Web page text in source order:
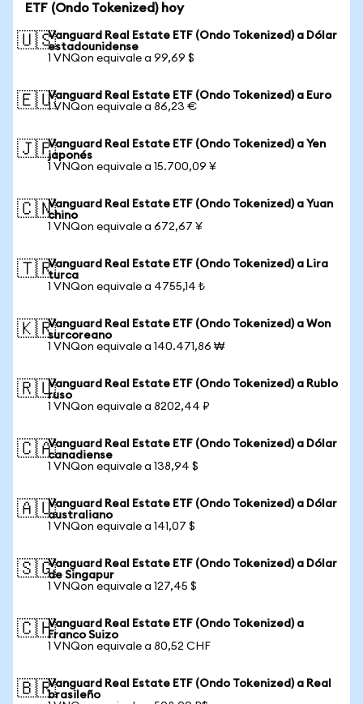
ETF (Ondo Tokenized) hoy
🇺🇸Vanguard Real Estate ETF (Ondo Tokenized) a Dólar
estadounidense
1 VNQon equivale a 99,69 $
🇪🇺Vanguard Real Estate ETF (Ondo Tokenized) a Euro
1 VNQon equivale a 86,23 €
🇯🇵Vanguard Real Estate ETF (Ondo Tokenized) a Yen
japonés
1 VNQon equivale a 15.700,09 ¥
🇨🇳Vanguard Real Estate ETF (Ondo Tokenized) a Yuan
chino
1 VNQon equivale a 672,67 ¥
🇹🇷Vanguard Real Estate ETF (Ondo Tokenized) a Lira
turca
1 VNQon equivale a 4755,14 ₺
🇰🇷Vanguard Real Estate ETF (Ondo Tokenized) a Won
surcoreano
1 VNQon equivale a 140.471,86 ₩
🇷🇺Vanguard Real Estate ETF (Ondo Tokenized) a Rublo
ruso
1 VNQon equivale a 8202,44 ₽
🇨🇦Vanguard Real Estate ETF (Ondo Tokenized) a Dólar
canadiense
1 VNQon equivale a 138,94 $
🇦🇺Vanguard Real Estate ETF (Ondo Tokenized) a Dólar
australiano
1 VNQon equivale a 141,07 $
🇸🇬Vanguard Real Estate ETF (Ondo Tokenized) a Dólar
de Singapur
1 VNQon equivale a 127,45 $
🇨🇭Vanguard Real Estate ETF (Ondo Tokenized) a
Franco Suizo
1 VNQon equivale a 80,52 CHF
🇧🇷Vanguard Real Estate ETF (Ondo Tokenized) a Real
brasileño